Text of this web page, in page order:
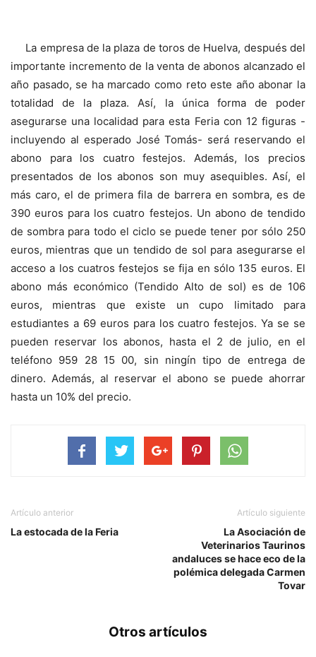
La empresa de la plaza de toros de Huelva, después del
importante incremento de la venta de abonos alcanzado el
año pasado, se ha marcado como reto este año abonar la
totalidad de la plaza. Así, la única forma de poder
asegurarse una localidad para esta Feria con 12 figuras -
incluyendo al esperado José Tomás- será reservando el
abono para los cuatro festejos. Además, los precios
presentados de los abonos son muy asequibles. Así, el
más caro, el de primera fila de barrera en sombra, es de
390 euros para los cuatro festejos. Un abono de tendido
de sombra para todo el ciclo se puede tener por sólo 250
euros, mientras que un tendido de sol para asegurarse el
acceso a los cuatros festejos se fija en sólo 135 euros. El
abono más económico (Tendido Alto de sol) es de 106
euros, mientras que existe un cupo limitado para
estudiantes a 69 euros para los cuatro festejos. Ya se se
pueden reservar los abonos, hasta el 2 de julio, en el
teléfono 959 28 15 00, sin ningín tipo de entrega de
dinero. Además, al reservar el abono se puede ahorrar
hasta un 10% del precio.
Artículo anterior
La estocada de la Feria
Artículo siguiente
La Asociación de
Veterinarios Taurinos
andaluces se hace eco de la
polémica delegada Carmen
Tovar
Otros artículos